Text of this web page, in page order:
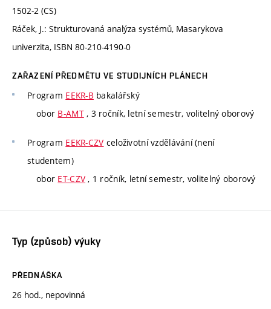
1502-2 (CS)
Ráček, J.: Strukturovaná analýza systémů, Masarykova
univerzita, ISBN 80-210-4190-0
ZAŘAZENÍ PŘEDMĚTU VE STUDIJNÍCH PLÁNECH
Program EEKR-B bakalářský
obor B-AMT, 3 ročník, letní semestr, volitelný oborový
Program EEKR-CZV celoživotní vzdělávání (není
studentem)
obor ET-CZV , 1 ročník, letní semestr, volitelný oborový
Typ (způsob) výuky
PŘEDNÁŠKA
26 hod., nepovinná